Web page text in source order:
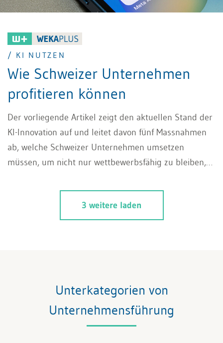
/ KI NUTZEN
Wie Schweizer Unternehmen
profitieren können
Der vorliegende Artikel zeigt den aktuellen Stand der
KI-Innovation auf und leitet davon fünf Massnahmen
ab, welche Schweizer Unternehmen umsetzen
müssen, um nicht nur wettbewerbsfähig zu bleiben,
nutzen zu können.
3 weitere laden
Unterkategorien von
Unternehmensführung